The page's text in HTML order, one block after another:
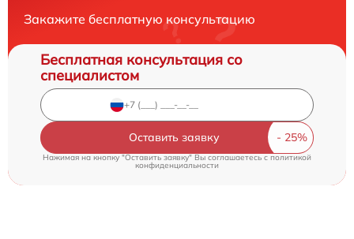
Закажите бесплатную консультацию
Бесплатная консультация со
специалистом
Оставить заявку
Нажимая на кнопку "Оставить заявку" Вы соглашаетесь cполитикой
конфиденциальности